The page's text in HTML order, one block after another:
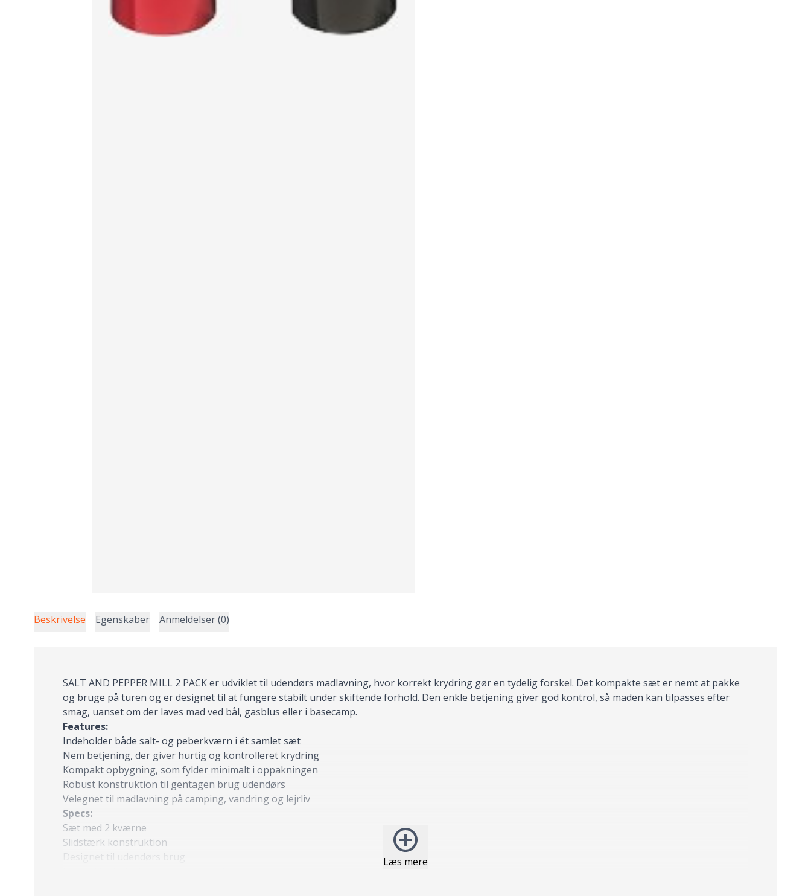
Beskrivelse Egenskaber Anmeldelser (0)
Læs mere
SALT AND PEPPER MILL 2 PACK er udviklet til udendørs madlavning, hvor korrekt krydring gør en tydelig forskel. Det kompakte sæt er nemt at pakke
og bruge på turen og er designet til at fungere stabilt under skiftende forhold. Den enkle betjening giver god kontrol, så maden kan tilpasses efter
smag, uanset om der laves mad ved bål, gasblus eller i basecamp.
Features:
Indeholder både salt- og peberkværn i ét samlet sæt
Nem betjening, der giver hurtig og kontrolleret krydring
Kompakt opbygning, som fylder minimalt i oppakningen
Robust konstruktion til gentagen brug udendørs
Velegnet til madlavning på camping, vandring og lejrliv
Specs:
Sæt med 2 kværne
Slidstærk konstruktion
Designet til udendørs brug